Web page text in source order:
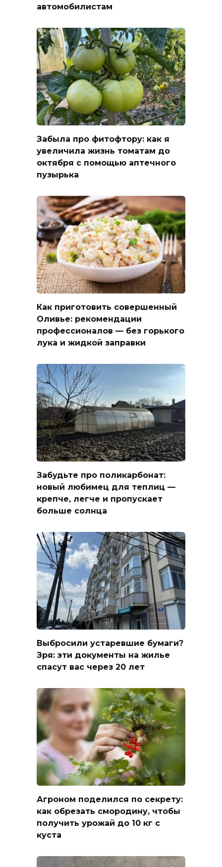
автомобилистам
Забыла про фитофтору: как я
увеличила жизнь томатам до
октября с помощью аптечного
пузырька
Как приготовить совершенный
Оливье: рекомендации
профессионалов — без горького
лука и жидкой заправки
Забудьте про поликарбонат:
новый любимец для теплиц —
крепче, легче и пропускает
больше солнца
Выбросили устаревшие бумаги?
Зря: эти документы на жилье
спасут вас через 20 лет
Агроном поделился по секрету:
как обрезать смородину, чтобы
получить урожай до 10 кг с
куста